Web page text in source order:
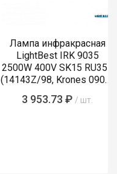
Лампа инфракрасная
LightBest IRK 9035
2500W 400V SK15 RU355
(14143Z/98, Krones 0900-
3 953.73 ₽ / шт.